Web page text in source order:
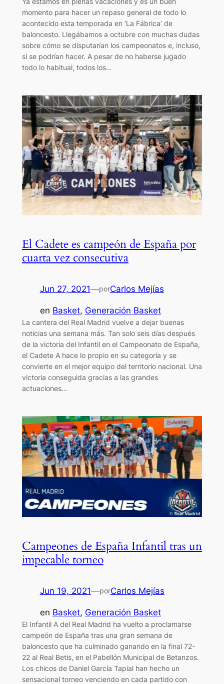
momento para hacer un repaso general de todo lo
acontecido esta temporada en ‘La Fábrica’ de
baloncesto. Llegábamos a octubre con muchas dudas
sobre cómo se disputarían los campeonatos e, incluso,
si se podrían hacer. A pesar de no haberse jugado
todo lo habitual, todos los…
El Cadete es campeón de España por
cuarta vez consecutiva
Jun 27, 2021—porCarlos Mejías
en Basket, Generación Basket
La cantera del Real Madrid vuelve a dejar buenas
noticias una semana más. Tan solo seis días después
de la victoria del Infantil en el Campeonato de España,
el Cadete A hace lo propio en su categoría y se
convierte en el mejor equipo del territorio nacional. Una
victoria conseguida gracias a las grandes
actuaciones…
Campeones de España Infantil tras un
impecable torneo
Jun 19, 2021—porCarlos Mejías
en Basket, Generación Basket
El Infantil A del Real Madrid ha vuelto a proclamarse
campeón de España tras una gran semana de
baloncesto que ha culminado ganando en la final 72-
22 al Real Betis, en el Pabellón Municipal de Betanzos.
Los chicos de Daniel García Tapial han hecho un
sensacional torneo venciendo en cada partido con